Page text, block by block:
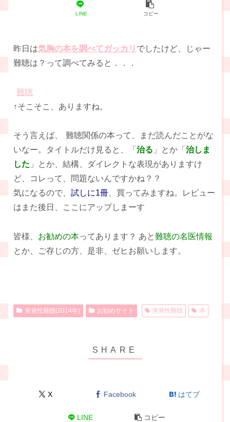
LINE コピー
昨日は気胸の本を調べてガッカリ でしたけど、じゃー
難聴は？って調べてみると．．．
難聴
↑そこそこ、ありますね。
そう言えば、
難聴関係の本って、まだ読んだことがな
いなー。タイトルだけ見ると、「 治る 」とか「 治しま
した 」とか、結構、ダイレクトな表現がありますけ
ど、コレって、問題ないんですかね？？
気になるので、 試しに1冊 、買ってみますね。レビュー
はまた後日、ここにアップしまーす
皆様、 お勧めの本ってあります？ あと難聴の名医情報
とか、ご存じの方、是非、ゼヒお願いします。
突発性難聴(2014年) お勧めサイト 突発性難聴 本
X Facebook はてブ
LINE コピー